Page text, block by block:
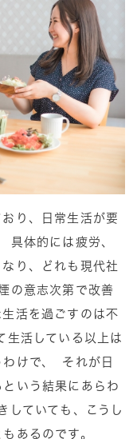
り、日常生活が要
具体的には疲労、
り、どれも現代社
の意志次第で改善
活を過ごすのは不
生活している以上は
けで、 それが日
いう結果にあらわ
していても、こうし
あるのです。